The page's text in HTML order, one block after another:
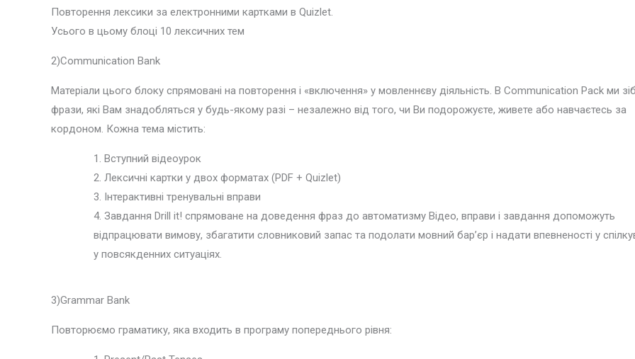
Повторення лексики за електронними картками в Quizlet.
Усього в цьому блоці 10 лексичних тем
2)Communication Bank
Матеріали цього блоку спрямовані на повторення і «включення» у мовленнєву діяльність. В Communication Pack ми
фрази, які Вам знадобляться у будь-якому разі – незалежно від того, чи Ви подорожуєте, живете або навчаєтесь за
кордоном. Кожна тема містить:
Вступний відеоурок
Лексичні картки у двох форматах (PDF + Quizlet)
Інтерактивні тренувальні вправи
Завдання Drill it! спрямоване на доведення фраз до автоматизму Відео, вправи і завдання допоможуть
відпрацювати вимову, збагатити словниковий запас та подолати мовний барʼєр і надати впевненості у
у повсякденних ситуаціях.
3)Grammar Bank
Повторюємо граматику, яка входить в програму попереднього рівня: